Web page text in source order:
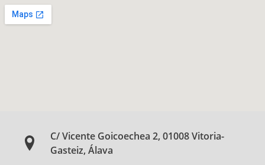
C/ Vicente Goicoechea 2, 01008 Vitoria-
Gasteiz, Álava